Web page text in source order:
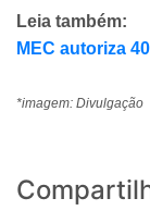
Leia também:
MEC autoriza
*imagem: Divulgação